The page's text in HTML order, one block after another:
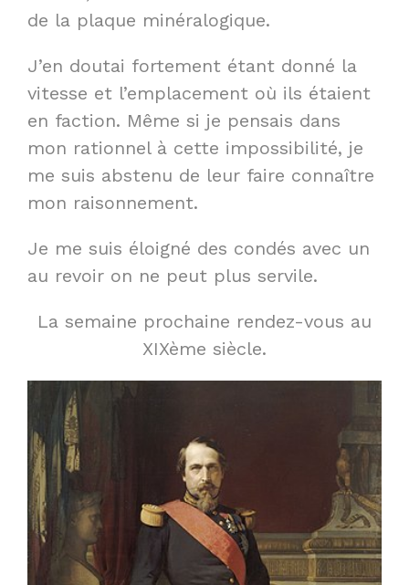
de la plaque minéralogique.
J’en doutai fortement étant donné la
vitesse et l’emplacement où ils étaient
en faction. Même si je pensais dans
mon rationnel à cette impossibilité, je
me suis abstenu de leur faire connaître
mon raisonnement.
Je me suis éloigné des condés avec un
au revoir on ne peut plus servile.
La semaine prochaine rendez-vous au
XIXème siècle.